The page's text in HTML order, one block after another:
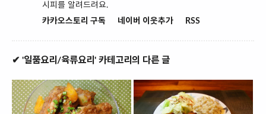
시피를 알려드려요.
카카오스토리 구독
네이버 이웃추가 RSS
✔ '일품요리/육류요리' 카테고리의 다른 글